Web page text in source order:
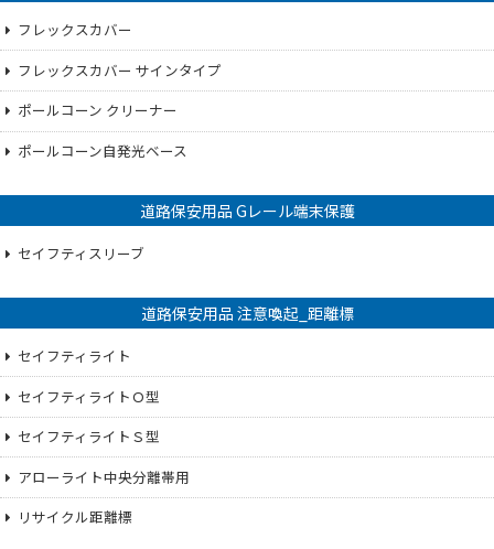
フレックスカバー
フレックスカバー サインタイプ
ポールコーン クリーナー
ポールコーン自発光ベース
道路保安用品 Gレール端末保護
セイフティスリーブ
道路保安用品 注意喚起_距離標
セイフティライト
セイフティライトＯ型
セイフティライトＳ型
アローライト中央分離帯用
リサイクル距離標